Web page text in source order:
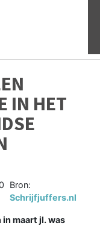
IN HET
Bron:
Schrijfjuffers.nl
in maart jl. was